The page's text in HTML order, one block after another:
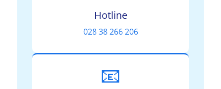
Hotline
028 38 266 206
📧